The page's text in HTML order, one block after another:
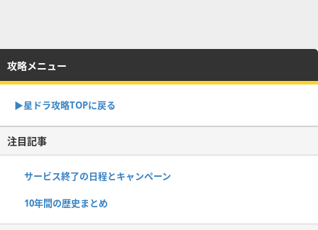
攻略メニュー
▶︎星ドラ攻略TOPに戻る
注目記事
サービス終了の日程とキャンペーン
10年間の歴史まとめ